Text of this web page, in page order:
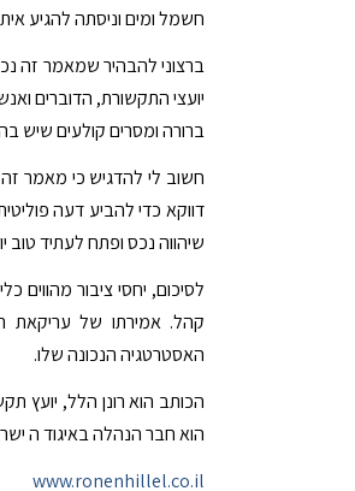
חשמל ומים וניסתה להגיע
ברצוני להבהיר שמאמר זה
יועצי התקשורת, הדוברים
ברורה ומסרים קולעים שיש
חשוב לי להדגיש כי מאמר זה
דווקא כדי להביע דעה
שיהווה נכס ופתח לעתיד טוב
לסיכום, יחסי ציבור
קהל. אמירתו של עריקאת
האסטרטגיה הנכונה שלו.
הכותב הוא רונן הלל, יועץ
הוא חבר הנהלה באיגוד ה
www.ronenhillel.co.il